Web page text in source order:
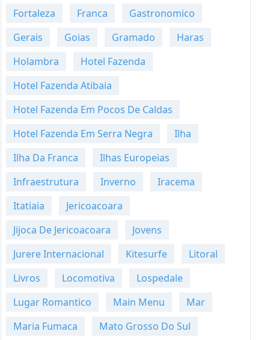
Fortaleza
Franca
Gastronomico
Gerais
Goias Gramado
Haras
Holambra
Hotel Fazenda
Hotel Fazenda Atibaia
Hotel Fazenda Em Pocos De Caldas
Hotel Fazenda Em Serra Negra
Ilha
Ilha Da Franca
Ilhas Europeias
Infraestrutura
Inverno
Iracema
Itatiaia
Jericoacoara
Jijoca De Jericoacoara
Jovens
Jurere Internacional
Kitesurfe
Litoral
Livros
Locomotiva
Lospedale
Lugar Romantico
Main Menu
Mar
Maria Fumaca
Mato Grosso Do Sul